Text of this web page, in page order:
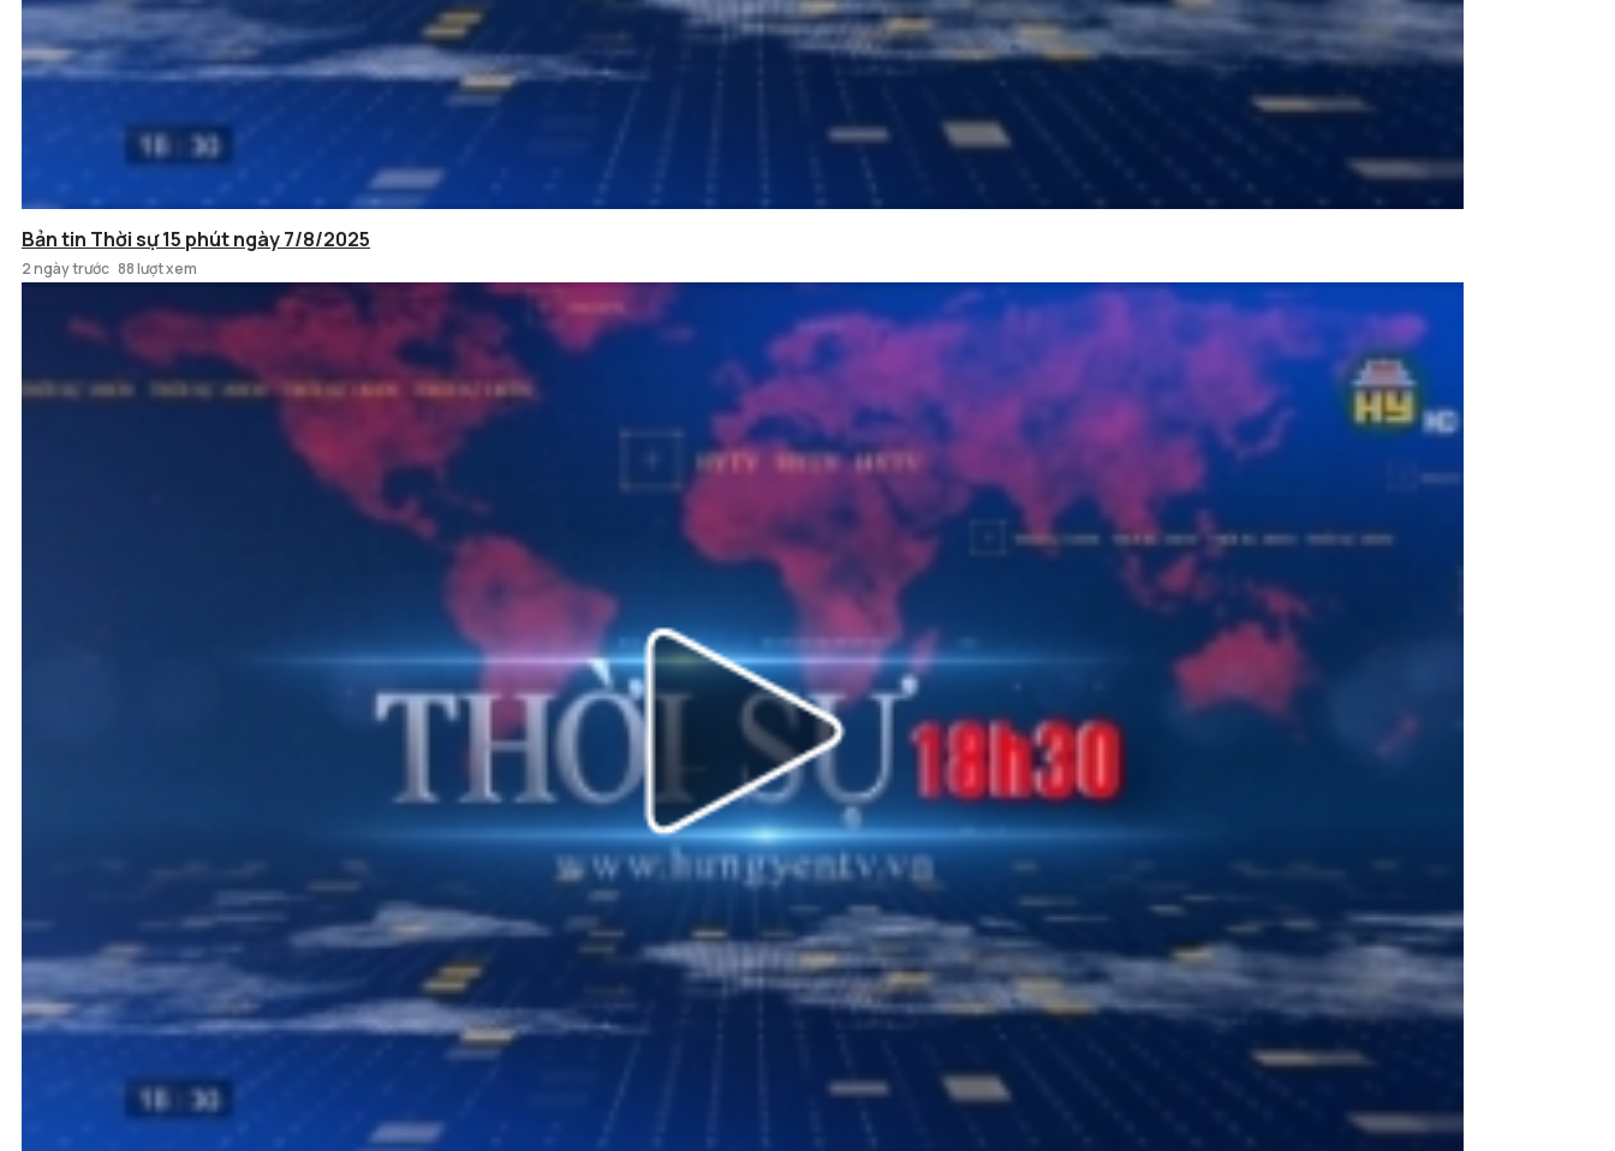
Bản tin Thời sự 15 phút ngày 7/8/2025
2 ngày trước 88 lượt xem